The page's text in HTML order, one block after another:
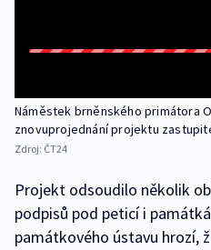
Náměstek brněnského primátora
znovuprojednání projektu
Zdroj: ČT24
Projekt odsoudilo několik
podpisů pod peticí i
památkového ústavu hrozí,